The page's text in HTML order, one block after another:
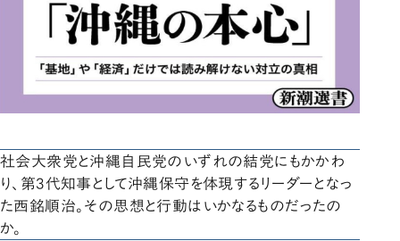
社会大衆党と沖縄自民党のいずれの結党にもかかわ
り、第3代知事として沖縄保守を体現するリーダーとなっ
た西銘順治。その思想と行動はいかなるものだったの
か。